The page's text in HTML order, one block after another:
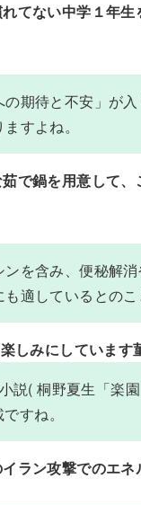
てない中学１年
期待と不安」が
すよね。
で鍋を用意して
を含み、便秘解
適しているとのこ
しみにしています
説( 桐野夏生「楽
すね。
ラン攻撃でのエネ